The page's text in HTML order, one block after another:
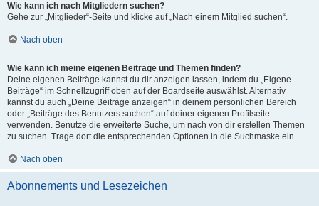
Wie kann ich nach Mitgliedern suchen?
Gehe zur „Mitglieder“-Seite und klicke auf „Nach einem Mitglied suchen“.
Nach oben
Wie kann ich meine eigenen Beiträge und Themen finden?
Deine eigenen Beiträge kannst du dir anzeigen lassen, indem du „Eigene
Beiträge“ im Schnellzugriff oben auf der Boardseite auswählst. Alternativ
kannst du auch „Deine Beiträge anzeigen“ in deinem persönlichen Bereich
oder „Beiträge des Benutzers suchen“ auf deiner eigenen Profilseite
verwenden. Benutze die erweiterte Suche, um nach von dir erstellen Themen
zu suchen. Trage dort die entsprechenden Optionen in die Suchmaske ein.
Nach oben
Abonnements und Lesezeichen